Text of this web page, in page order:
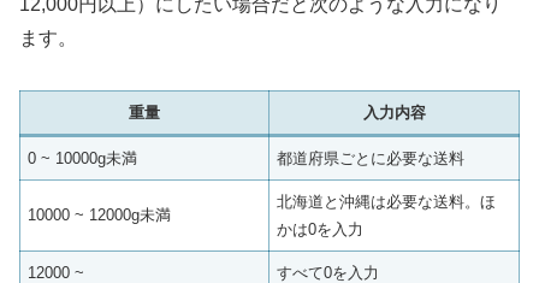
ます。
重量 入力内容
0 ~ 10000g未満 都道府県ごとに必要な送料
10000 ~ 12000g未満
北海道と沖縄は必要な送料。ほ
かは0を入力
12000 ~ すべて0を入力